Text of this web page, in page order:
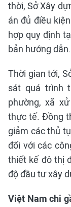
thời, Sở Xây
án đủ điều
hợp quy định
bản hướng dẫn.
Thời gian tới,
sát quá trình
phường, xã
thực tế. Đồng
giảm các thủ
đối với các
thiết kế đô thị
độ đầu tư xây
Việt Nam chi